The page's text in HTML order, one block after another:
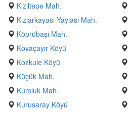
Kızıltepe Mah.
Kızlarkayası Yaylası Mah.
Köprübaşı Mah.
Kovaçayır Köyü
Kozkule Köyü
Küçük Mah.
Kumluk Mah.
Kurusaray Köyü